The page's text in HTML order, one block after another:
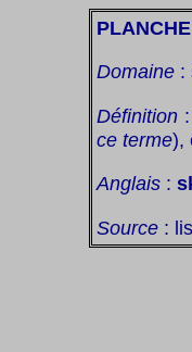
Domaine :
Définition
ce terme),
Anglais :
Source :